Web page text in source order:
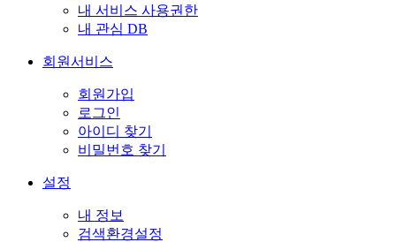
내 서비스 사용권한
내 관심 DB
회원서비스
회원가입
로그인
아이디 찾기
비밀번호 찾기
설정
내 정보
검색환경설정